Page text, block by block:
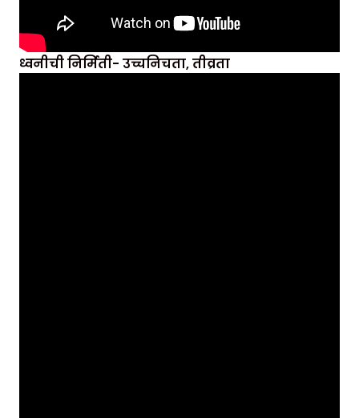
ध्वनीची निर्मिती- उच्चनिचता, तीव्रता